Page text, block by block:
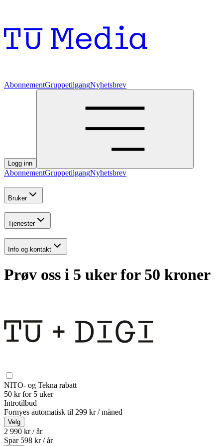
AbonnementGruppetilgangNyhetsbrev
Logg inn
AbonnementGruppetilgangNyhetsbrev
Bruker
Tjenester
Info og kontakt
Prøv oss i 5 uker for 50 kroner
NITO- og Tekna rabatt
50 kr for 5 uker
Introtilbud
Fornyes automatisk til 299 kr / måned
Velg
2 990 kr / år
Spar 598 kr /år